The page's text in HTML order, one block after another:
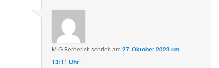
M G Berberich schriebam27. Oktober 2023 um
13:11 Uhr: